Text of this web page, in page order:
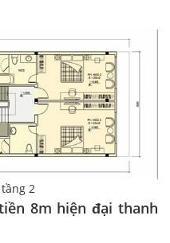
2
8m hiện đại thanh